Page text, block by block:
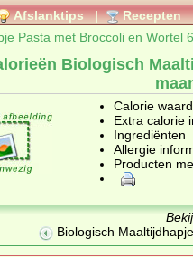
Afslanktips | Recepten
Pasta met Broccoli en Wortel
Biologisch
Calorie
Extra calorie
Ingrediënten
Allergie
Producten
Biologisch